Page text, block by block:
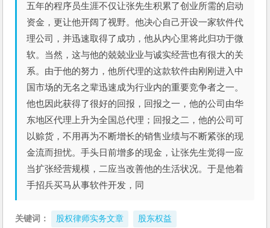
五年的程序员生涯不仅让张先生积累了创业所需的启动
资金，更让他开阔了视野。他决心自己开设一家软件代
理公司，并迅速取得了成功，他从内心里将此归功于微
软。当然，这与他的兢兢业业与诚实经营也有很大的关
系。由于他的努力，他所代理的这款软件由刚刚进入中
国市场的无名之辈迅速成为行业内的重要竞争者之一。
他也因此获得了很好的回报，回报之一，他的公司由华
东地区代理上升为全国总代理；回报之二，他的公司可
以赊货，不用再为不断增长的销售业绩与不断紧张的现
金流而担忧。手头日前增多的现金，让张先生觉得一应
当扩张经营规模，二应当改善他的生活状况。于是他着
手招兵买马从事软件开发，同
关键词： 股权律师实务文章 股东权益